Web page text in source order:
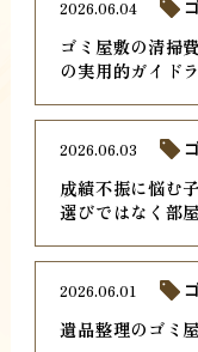
ゴミ屋敷の清掃
の実用的ガイド
2026.06.04
成績不振に悩む
選びではなく部
2026.06.03
遺品整理のゴミ
2026.06.01